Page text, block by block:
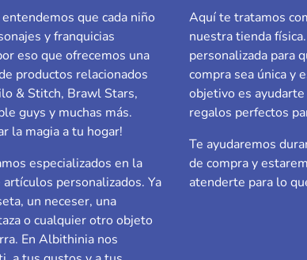
que cada niño
y franquicias
eso que ofrecemos una
productos relacionados
& Stitch, Brawl Stars,
guys y muchas más.
la magia a tu hogar!
especializados en la
artículos personalizados. Ya
un neceser, una
o cualquier otro objeto
En Albithinia nos
Aquí te tratamos
nuestra tienda
personalizada para
compra sea única y
objetivo es
regalos perfectos
Te ayudaremos
de compra y
atenderte para lo